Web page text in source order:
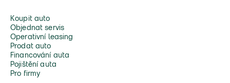
Koupit auto
Objednat servis
Operativní leasing
Prodat auto
Financování auta
Pojištění auta
Pro firmy